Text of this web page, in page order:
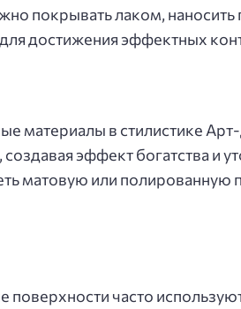
покрывать лаком, наносить
достижения эффектных
материалы в стилистике
эффект богатства и
матовую или полированную
поверхности часто